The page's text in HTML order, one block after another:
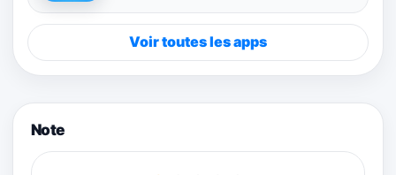
Voir toutes les apps
Note